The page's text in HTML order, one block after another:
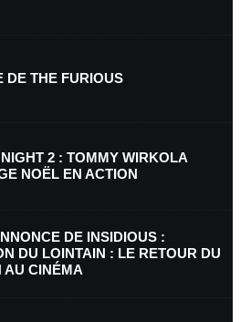
e-mail et mon site dans le navigateur pour
DE THE FURIOUS
2 : TOMMY WIRKOLA
NOËL EN ACTION
DE INSIDIOUS :
DU LOINTAIN : LE RETOUR DU
AU CINÉMA